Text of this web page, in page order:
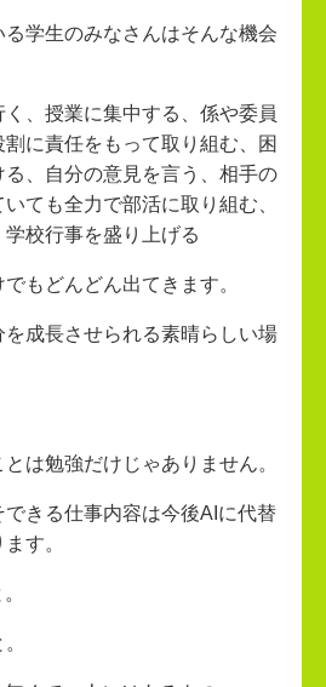
学生のみなさんはそんな機会
、授業に集中する、係や委員
に責任をもって取り組む、困
る、自分の意見を言う、相手の
ても全力で部活に取り組む、
校行事を盛り上げる
もどんどん出てきます。
成長させられる素晴らしい場
は勉強だけじゃありません。
きる仕事内容は今後AIに代替
す。